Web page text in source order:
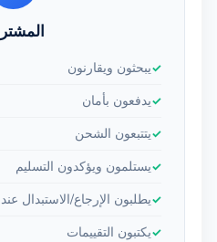
يبحثون ويقارنون
يدفعون بأمان
يتتبعون الشحن
يستلمون ويؤكدون التسليم
يطلبون الإرجاع/الاستبدال
يكتبون التقييمات